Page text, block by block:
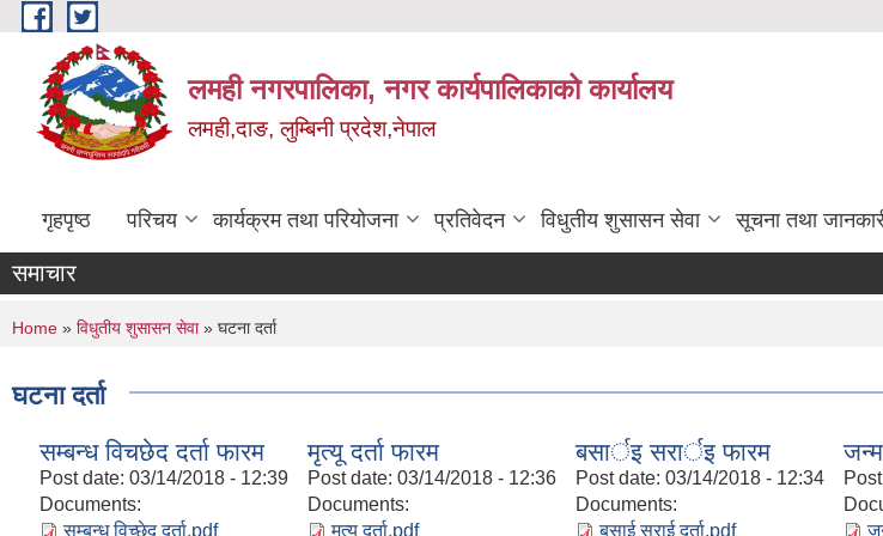
Skip to main content
लमही नगरपालिका, नगर कार्यपालिकाको कार्यालय
लमही,दाङ, लुम्बिनी प्रदेश,नेपाल
गृहपृष्ठ परिचय कार्यक्रम तथा परियोजना प्रतिवेदन विधुतीय शुसासन सेवा सूचना तथा
समाचार
You are here
Home » विधुतीय शुसासन सेवा» घटना दर्ता
घटना दर्ता
सम्बन्ध विचछेद दर्ता फारम
Post date: 03/14/2018 - 12:39
Documents:
सम्बन्ध विच्छेद दर्ता.pdf
मृत्यू दर्ता फारम
Post date: 03/14/2018 - 12:36
Documents:
मृत्यु दर्ता.pdf
बसार्इ सरार्इ फारम
Post date: 03/14/2018 - 12:34
Documents:
बसाई सराई दर्ता.pdf
जन्म